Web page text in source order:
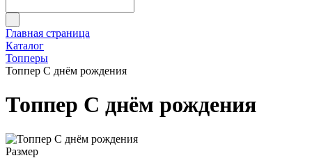
Главная страница
Каталог
Топперы
Топпер С днём рождения
Топпер С днём рождения
Размер